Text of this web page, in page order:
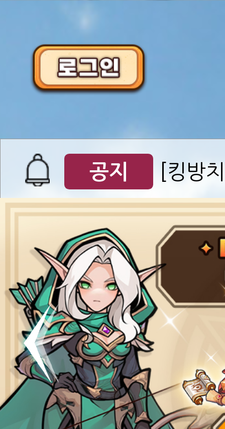
이벤트
공지 [킹방
공지 [킹방
공지 [킹방
공지 [킹방
이벤트
[갤럭
이벤트​​
서버오픈 07월